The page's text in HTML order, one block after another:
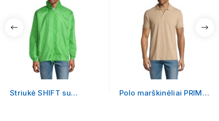
Striukė SHIFT su
Polo marškinėliai PRIME